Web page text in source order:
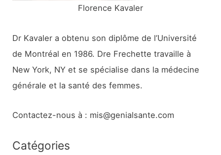
Florence Kavaler
Dr Kavaler a obtenu son diplôme de l’Université
de Montréal en 1986. Dre Frechette travaille à
New York, NY et se spécialise dans la médecine
générale et la santé des femmes.
Contactez-nous à : mis@genialsante.com
Catégories